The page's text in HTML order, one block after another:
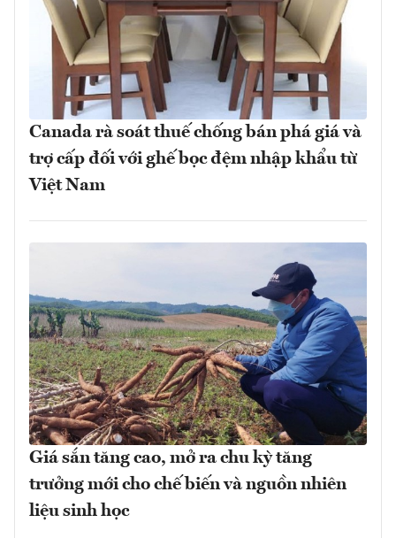
Canada rà soát thuế chống bán phá giá và
trợ cấp đối với ghế bọc đệm nhập khẩu từ
Việt Nam
Giá sắn tăng cao, mở ra chu kỳ tăng
trưởng mới cho chế biến và nguồn nhiên
liệu sinh học